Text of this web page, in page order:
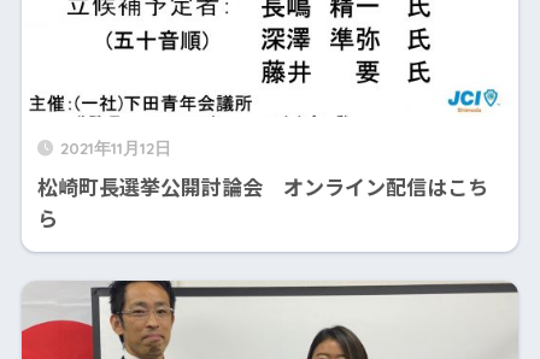
2021年11月12日
松崎町長選挙公開討論会 オンライン配信はこち
ら